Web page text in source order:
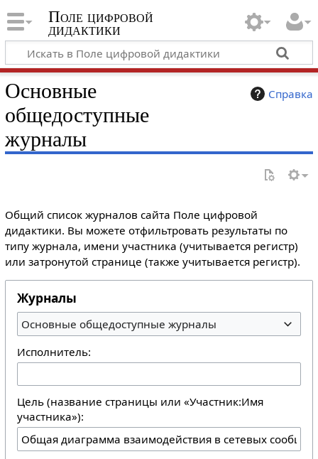
Поле цифровой
дидактики
Справка
Основные
общедоступные
журналы
Общий список журналов сайта Поле цифровой
дидактики. Вы можете отфильтровать результаты по
типу журнала, имени участника (учитывается регистр)
или затронутой странице (также учитывается регистр).
Журналы
Основные общедоступные журналы
Исполнитель:
Цель (название страницы или «Участник:Имя
участника»):